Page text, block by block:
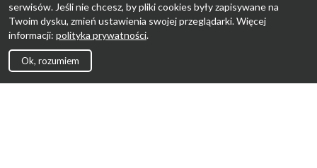
serwisów. Jeśli nie chcesz, by pliki cookies były zapisywane na
Twoim dysku, zmień ustawienia swojej przeglądarki. Więcej
informacji: polityka prywatności.
Ok, rozumiem